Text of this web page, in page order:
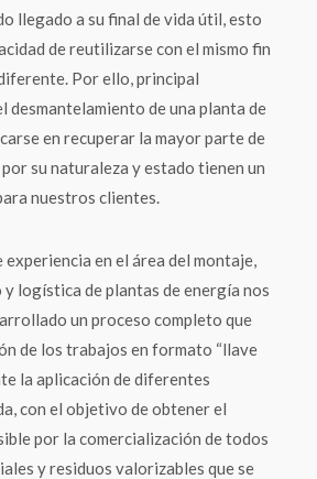
llegado a su final de vida útil, esto
de reutilizarse con el mismo fin
Por ello, principal
desmantelamiento de una planta de
en recuperar la mayor parte de
su naturaleza y estado tienen un
nuestros clientes.
experiencia en el área del montaje,
logística de plantas de energía nos
un proceso completo que
de los trabajos en formato “llave
la aplicación de diferentes
con el objetivo de obtener el
por la comercialización de todos
y residuos valorizables que se